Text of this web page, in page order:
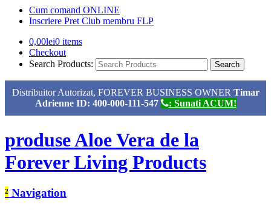
Cum comand ONLINE
Inscriere Pret Club membru FLP
0,00lei0 items
Checkout
Search Products:
Distribuitor Autorizat, FOREVER BUSINESS OWNER Timar
Adrienne ID: 400-000-111-547
: Sunati ACUM!
produse Aloe Vera de la
Forever Living Products
² Navigation